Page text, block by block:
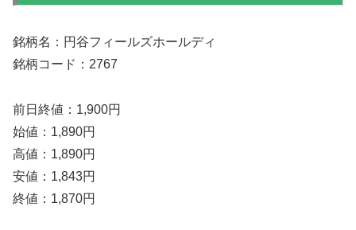
銘柄名：円谷フィールズホールディ
銘柄コード：2767
前日終値：1,900円
始値：1,890円
高値：1,890円
安値：1,843円
終値：1,870円